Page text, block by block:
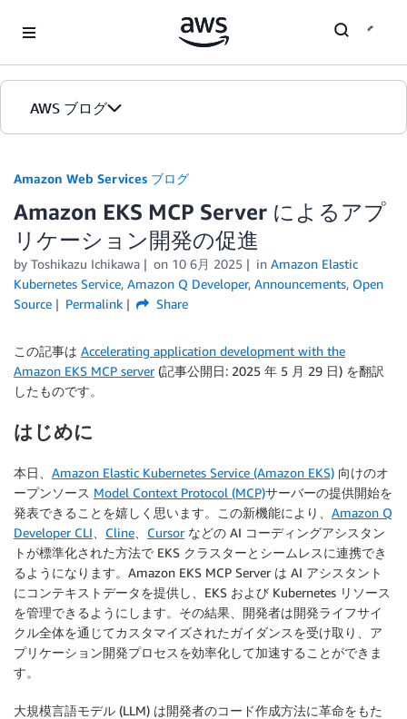
AWS ブログ
カテゴリ
エディション
Amazon Web Services ブログ
Amazon EKS MCP Server によるアプ
リケーション開発の促進
by Toshikazu Ichikawa on 10 6月 2025 in Amazon Elastic
Kubernetes Service, Amazon Q Developer, Announcements, Open
Source
Permalink Share
この記事は Accelerating application development with the
Amazon EKS MCP server(記事公開日: 2025 年 5 月 29 日) を翻訳
したものです。
はじめに
本日、 Amazon Elastic Kubernetes Service (Amazon EKS) 向けのオ
ープンソース Model Context Protocol (MCP)サーバーの提供開始を
発表できることを嬉しく思います。この新機能により、 Amazon Q
Developer CLI
Cline Cursorなどの AI コーディングアシスタン
トが標準化された方法で EKS クラスターとシームレスに連携でき
るようになります。Amazon EKS MCP Server は AI アシスタント
にコンテキストデータを提供し、EKS および Kubernetes リソース
を管理できるようにします。その結果、開発者は開発ライフサイ
クル全体を通じてカスタマイズされたガイダンスを受け取り、ア
プリケーション開発プロセスを効率化して加速することができま
す。
大規模言語モデル (LLM) は開発者のコード作成方法に革命をもた